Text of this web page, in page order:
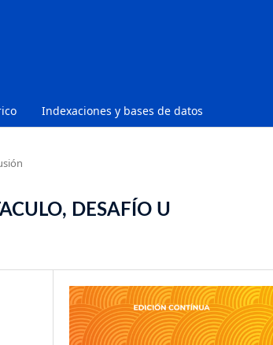
Indexaciones y bases de datos
DESAFÍO U